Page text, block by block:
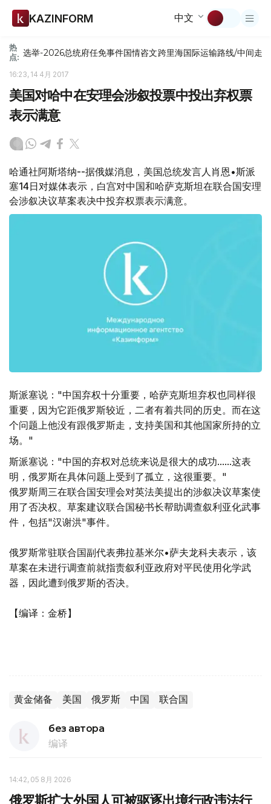
KAZINFORM 中文
热
点: 选举-2026总统府任免事件国情咨文跨里海国际运输路线/中间走廊
16:23, 14 4月 2017
美国对哈中在安理会涉叙投票中投出弃权票
表示满意
哈通社阿斯塔纳--据俄媒消息，美国总统发言人肖恩•斯派
塞14日对媒体表示，白宫对中国和哈萨克斯坦在联合国安理
会涉叙决议草案表决中投弃权票表示满意。
斯派塞说："中国弃权十分重要，哈萨克斯坦弃权也同样很
重要，因为它距俄罗斯较近，二者有着共同的历史。而在这
个问题上他没有跟俄罗斯走，支持美国和其他国家所持的立
场。"
斯派塞说："中国的弃权对总统来说是很大的成功......这表
明，俄罗斯在具体问题上受到了孤立，这很重要。"
俄罗斯周三在联合国安理会对英法美提出的涉叙决议草案使
用了否决权。草案建议联合国秘书长帮助调查叙利亚化武事
件，包括"汉谢洪"事件。
俄罗斯常驻联合国副代表弗拉基米尔•萨夫龙科夫表示，该
草案在未进行调查前就指责叙利亚政府对平民使用化学武
器，因此遭到俄罗斯的否决。
【编译：金桥】
黄金储备 美国 俄罗斯 中国 联合国
без автора
编译
14:42, 05 8月 2026